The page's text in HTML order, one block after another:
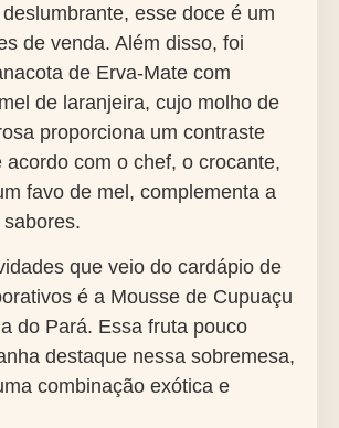
esse doce é um
de venda. Além disso, foi
de Erva-Mate com
de laranjeira, cujo molho de
proporciona um contraste
acordo com o chef, o crocante,
favo de mel, complementa a
que veio do cardápio de
é a Mousse de Cupuaçu
do Pará. Essa fruta pouco
destaque nessa sobremesa,
combinação exótica e